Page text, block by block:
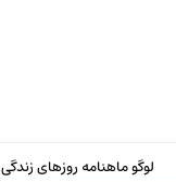
لوگو ماهنامه روزهای زندگی